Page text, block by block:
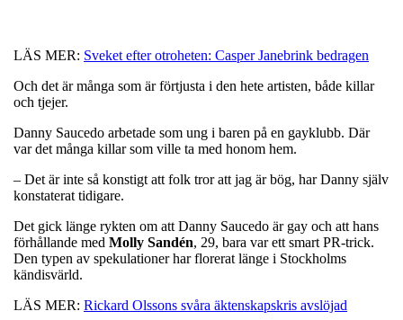
LÄS MER: Sveket efter otroheten: Casper Janebrink bedragen
Och det är många som är förtjusta i den hete artisten, både killar
och tjejer.
Danny Saucedo arbetade som ung i baren på en gayklubb. Där
var det många killar som ville ta med honom hem.
– Det är inte så konstigt att folk tror att jag är bög, har Danny själv
konstaterat tidigare.
Det gick länge rykten om att Danny Saucedo är gay och att hans
förhållande med Molly Sandén, 29, bara var ett smart PR-trick.
Den typen av spekulationer har florerat länge i Stockholms
kändisvärld.
LÄS MER: Rickard Olssons svåra äktenskapskris avslöjad